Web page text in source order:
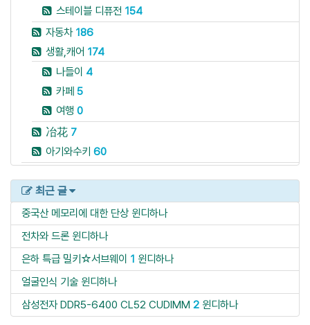
스테이블 디퓨전 154
자동차 186
생활,캐어 174
나들이 4
카페 5
여행 0
冶花 7
아기와수키 60
최근 글
중국산 메모리에 대한 단상 윈디하나
전차와 드론 윈디하나
은하 특급 밀키☆서브웨이 1 윈디하나
얼굴인식 기술 윈디하나
삼성전자 DDR5-6400 CL52 CUDIMM 2 윈디하나